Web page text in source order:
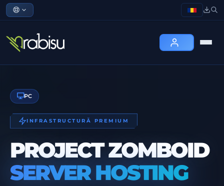
PC
INFRASTRUCTURĂ PREMIUM
PROJECT ZOMBOID
SERVER HOSTING